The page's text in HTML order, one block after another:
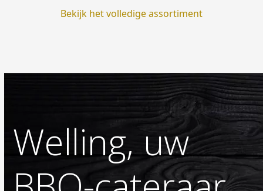
Bekijk het volledige assortiment
Welling, uw